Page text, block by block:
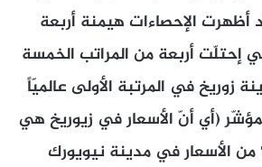
الإحصاءات هيمنة أربعة
إحتلّت أربعة من المراتب الخمسة
زوريخ في المرتبة الأولى عالميّاً
في المؤشّر (أي أنّ الأسعار في زيوريخ هي
بنسبة 23.1% من الأسعار في مدينة نيويورك